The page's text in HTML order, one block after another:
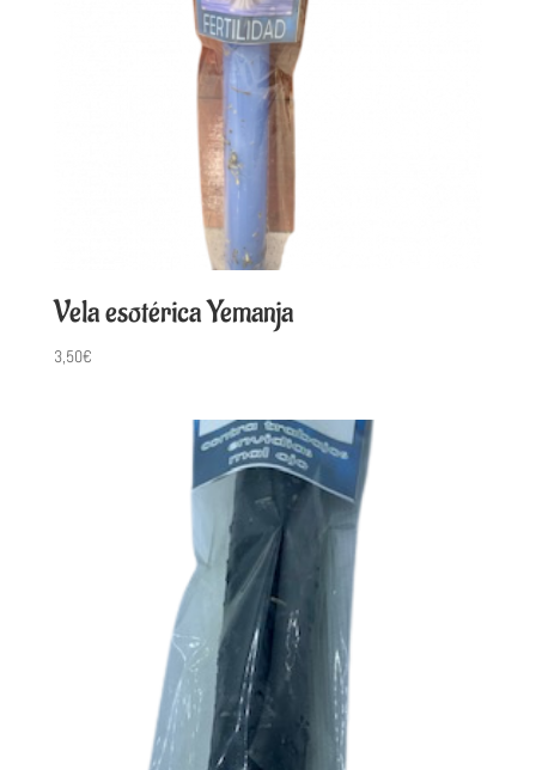
Vela esotérica Yemanja
3,50€